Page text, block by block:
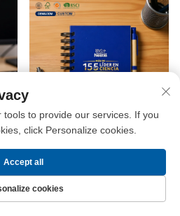
帯
ノ
語
A5サイズ横罫リングノート
ブック・高級感のあるデザ
イン・ハードカバー・ルー
ズリーフ式・横罫線日記
to provide our services. If you
click Personalize cookies.
cookies
Accept all